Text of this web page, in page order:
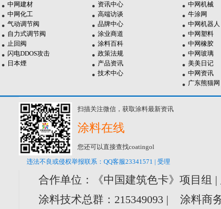
中网建材
中网化工
气动调节阀
自力式调节阀
止回阀
闪电DDOS攻击
日本煙
资讯中心
高端访谈
品牌中心
涂业商道
涂料百科
政策法规
产品资讯
技术中心
中网机械
牛涂网
中网机器人
中网塑料
中网橡胶
中网玻璃
美美日记
中网资讯
广东熊猫网
扫描关注微信，获取涂料最新资讯
涂料在线
您还可以直接查找coatingol
违法不良或侵权举报联系：QQ客服23341571 | 受理
合作单位：《中国建筑色卡》项目组
涂料技术总群：215349093 | 涂料商